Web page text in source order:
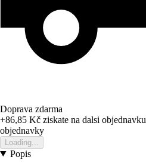
Doprava zdarma
+86,85 Kč ziskate na dalsi objednavku
objednavky
Loading...
Popis